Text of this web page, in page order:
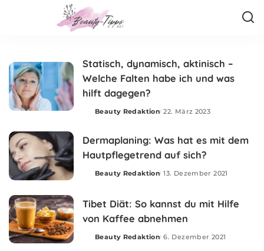
Statisch, dynamisch, aktinisch –
Welche Falten habe ich und was
hilft dagegen?
Posted
Beauty Redaktion 22. März 2023
Dermaplaning: Was hat es mit dem
Hautpflegetrend auf sich?
Posted
Beauty Redaktion 13. Dezember 2021
Tibet Diät: So kannst du mit Hilfe
von Kaffee abnehmen
Posted
Beauty Redaktion 6. Dezember 2021